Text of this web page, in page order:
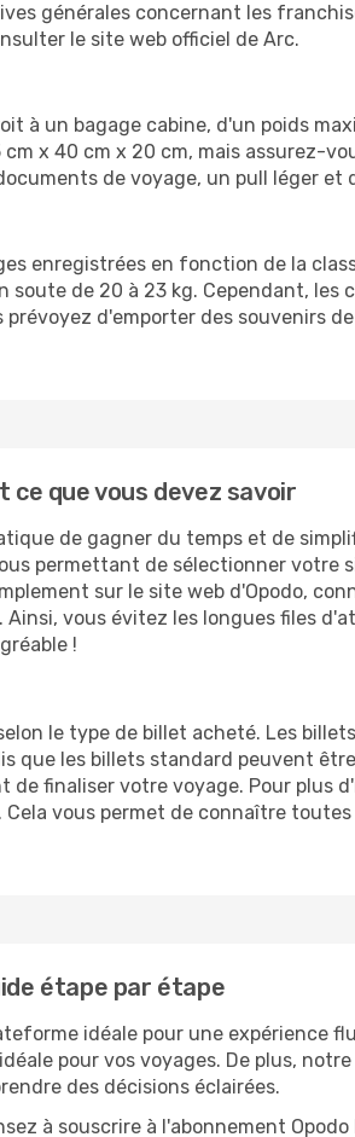
générales concernant les
le site web officiel de Arc.
à un bagage cabine, d'un poids
x 40 cm x 20 cm, mais assurez-
de voyage, un pull léger et
enregistrées en fonction de la
de 20 à 23 kg. Cependant,
d'emporter des souvenirs
que vous devez savoir
de gagner du temps et de
permettant de sélectionner votre
sur le site web d'Opodo,
vous évitez les longues files
!
le type de billet acheté. Les
que les billets standard peuvent
de finaliser votre voyage. Pour plus
vous permet de connaître
étape par étape
idéale pour une expérience
pour vos voyages. De plus,
des décisions éclairées.
à souscrire à l'abonnement